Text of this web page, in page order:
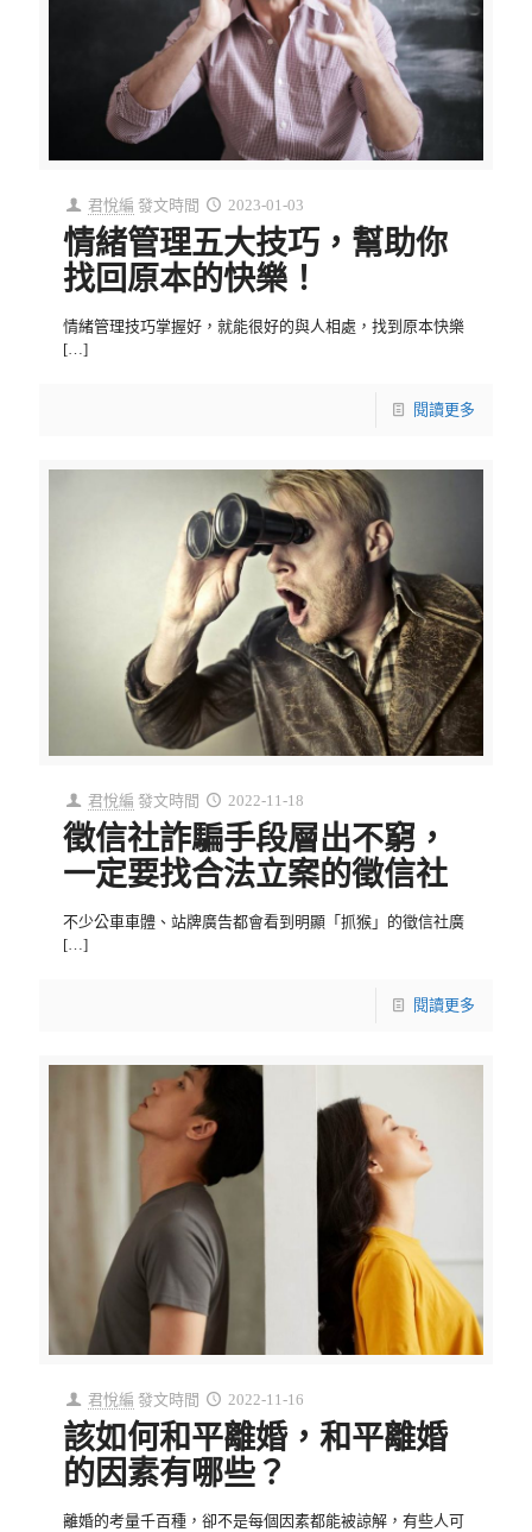
君悅編 發文時間 2023-01-03
情緒管理五大技巧，幫助你
找回原本的快樂！
情緒管理技巧掌握好，就能很好的與人相處，找到原本快樂
[…]
閱讀更多
君悅編 發文時間 2022-11-18
徵信社詐騙手段層出不窮，
一定要找合法立案的徵信社
不少公車車體、站牌廣告都會看到明顯「抓猴」的徵信社廣
[…]
閱讀更多
君悅編 發文時間 2022-11-16
該如何和平離婚，和平離婚
的因素有哪些？
離婚的考量千百種，卻不是每個因素都能被諒解，有些人可